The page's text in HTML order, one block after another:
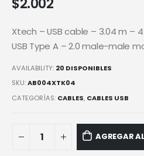
Xtech – USB cable – 3.04 m –
USB Type A – 2.0 male-male
AVAILABILITY: 20 DISPONIBLES
SKU:AB004XTK04
CATEGORÍAS: CABLES, CABLES USB
AGREGAR